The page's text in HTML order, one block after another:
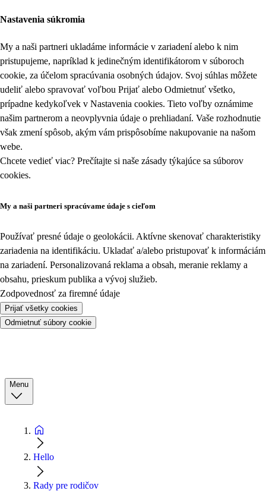
Nastavenia súkromia
My a naši partneri ukladáme informácie v zariadení alebo k nim
pristupujeme, napríklad k jedinečným identifikátorom v súboroch
cookie, za účelom spracúvania osobných údajov. Svoj súhlas môžete
udeliť alebo spravovať voľbou Prijať alebo Odmietnuť všetko,
prípadne kedykoľvek v Nastavenia cookies. Tieto voľby oznámime
našim partnerom a neovplyvnia údaje o prehliadaní. Vaše rozhodnutie
však zmení spôsob, akým vám prispôsobíme nakupovanie na našom
webe.
Chcete vedieť viac? Prečítajte si naše zásady týkajúce sa súborov
cookies.
My a naši partneri spracúvame údaje s cieľom
Používať presné údaje o geolokácii. Aktívne skenovať charakteristiky
zariadenia na identifikáciu. Ukladať a/alebo pristupovať k informáciám
na zariadení. Personalizovaná reklama a obsah, meranie reklamy a
obsahu, prieskum publika a vývoj služieb.
Zodpovednosť za firemné údaje
Prijať všetky cookies
Odmietnuť súbory cookie
Menu
Hello
Rady pre rodičov